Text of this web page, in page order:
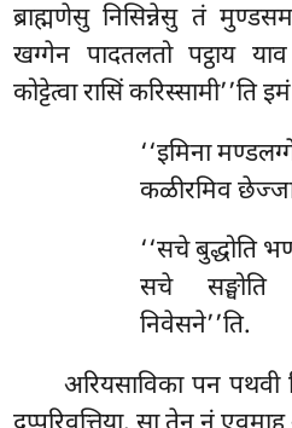
ब्राह्मणेसु निसिन्नेसु तं
खग्गेन पादतलतो पट्ठाय
कोट्टेत्वा रासिं करिस्सामी’’ति
‘‘इमिना
कळीरमिव
‘‘सचे बुद्धोति
सचे सङ्घोति
निवेसने’’ति.
अरियसाविका पन पथवी